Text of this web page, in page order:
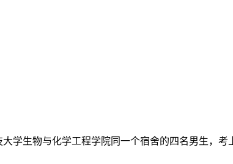
大学生物与化学工程学院同一个宿舍的四名男生